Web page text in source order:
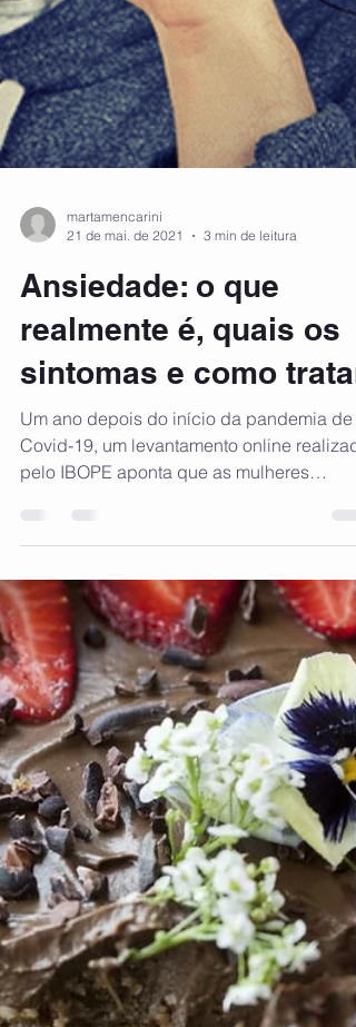
martamencarini
21 de mai. de 2021
3 min de leitura
Ansiedade: o que
Um ano depois do início da pandemia de
Covid-19, um levantamento online
pelo IBOPE aponta que as mulheres
brasileiras estão...